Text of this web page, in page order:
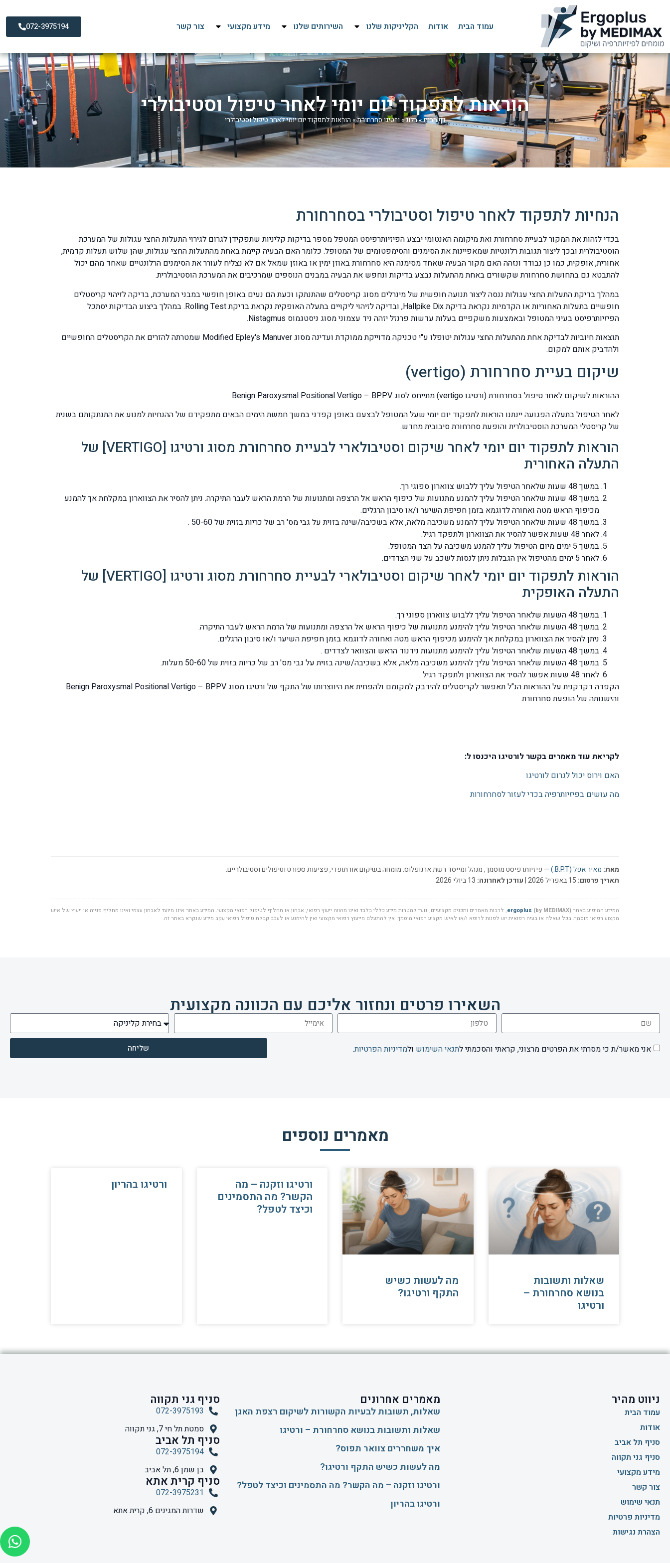
עמוד הבית אודות הקליניקות שלנו השירותים שלנו מידע מקצועי צור קשר 072-3975194
הוראות לתפקוד יום יומי לאחר טיפול וסטיבולרי
דף הבית»בלוג»ורטיגו סחרחורת»הוראות לתפקוד יום יומי לאחר טיפול וסטיבולרי
הנחיות לתפקוד לאחר טיפול וסטיבולרי בסחרחורת
בכדי לזהות את המקור לבעיית סחרחורת ואת מיקומה האנטומי יבצע הפיזיותרפיסט המטפל מספר בדיקות קליניות שתפקידן לגרום לגירוי התעלות החצי עגולות של המערכת
הוסטיבולרית ובכך ליצור תגובות רלונטיות שמאפיינות את הסימנים והסימפטומים של המטופל. כלומר האם הבעיה קיימת באחת מהתעלות החצי עגולות, שהן שלוש תעלות קדמית,
אחורית, אופקית, כמו כן נבודד ונזהה האם מקור הבעיה שאחד מסימנה היא סחרחורת באוזן ימין או באוזן שמאל אם לא נצליח לעורר את הסימנים הרלונטיים שאחד מהם יכול
להתבטא גם בתחושת סחרחורת שקשורים באחת מהתעלות נבצע בדיקות ונחפש את הבעיה במבנים הנוספים שמרכיבים את המערכת הוסטיבולרית.
במהלך בדיקת התעלות החצי עגולות ננסה ליצור תנועה חופשית של מינרלים מסוג קריסטלים שהתנתקו וכעת הם נעים באופן חופשי במבני המערכת, בדיקה לזיהוי קריסטלים
חופשיים בתעלות האחוריות או הקדמיות נקראת בדיקת Hallpike Dix, ובדיקה לזיהוי ליקויים בתעלה האופקית נקראת בדיקת Rolling Test. במהלך ביצוע הבדיקות יסתכל
הפיזיותרפיסט בעיני המטופל ובאמצעות משקפיים בעלות עדשות פרנזל יזהה ניד עצמוני מסוג ניסטגמוס Nistagmus.
תוצאות חיוביות לבדיקת אחת מהתעלות החצי עגולות יטופלו ע"י טכניקה מדוייקת ממוקדת ועדינה מסוג Modified Epley's Manuver שמטרתה להזרים את הקריסטלים החופשיים
ולהדביק אותם למקום.
שיקום בעיית סחרחורת (vertigo)
ההוראות לשיקום לאחר טיפול בסחרחורת (ורטיגו vertigo) מתייחס לסוג Benign Paroxysmal Positional Vertigo – BPPV
לאחר הטיפול בתעלה הפגועה יינתנו הוראות לתפקוד יום יומי שעל המטופל לבצעם באופן קפדני במשך חמשת הימים הבאים מתפקידם של ההנחיות למנוע את התנתקותם בשנית
של קריסטלי המערכת הוסטיבולרית והופעת סחרחורת סיבובית מחדש.
הוראות לתפקוד יום יומי לאחר שיקום וסטיבולארי לבעיית סחרחורת מסוג ורטיגו [VERTIGO] של
התעלה האחורית
במשך 48 שעות שלאחר הטיפול עליך ללבוש צווארון ספוגי רך.
במשך 48 שעות שלאחר הטיפול עליך להמנע מתנועות של כיפוף הראש אל הרצפה ומתנועות של הרמת הראש לעבר התיקרה. ניתן להסיר את הצווארון במקלחת אך להמנע
מכיפוף הראש מטה ואחורה לדוגמא בזמן חפיפת השיער ו/או סיבון הרגלים.
במשך 48 שעות שלאחר הטיפול עליך להמנע משכיבה מלאה, אלא בשכיבה/שינה בזוית על גבי מס' רב של כריות בזוית של 50-60 .
לאחר 48 שעות אפשר להסיר את הצווארון ולתפקד רגיל.
במשך 5 ימים מיום הטיפול עליך להמנע משכיבה על הצד המטופל.
לאחר 5 ימים מהטיפול אין הגבלות ניתן לנסות לשכב על שני הצדדים.
הוראות לתפקוד יום יומי לאחר שיקום וסטיבולארי לבעיית סחרחורת מסוג ורטיגו [VERTIGO] של
התעלה האופקית
במשך 48 השעות שלאחר הטיפול עליך ללבוש צווארון ספוגי רך.
במשך 48 השעות שלאחר הטיפול עליך להימנע מתנועות של כיפוף הראש אל הרצפה ומתנועות של הרמת הראש לעבר התיקרה.
ניתן להסיר את הצווארון במקלחת אך להימנע מכיפוף הראש מטה ואחורה לדוגמא בזמן חפיפת השיער ו/או סיבון הרגלים.
במשך 48 השעות שלאחר הטיפול עליך להימנע מתנועות נידנוד הראש והצוואר לצדדים .
במשך 48 השעות שלאחר הטיפול עליך להימנע משכיבה מלאה, אלא בשכיבה/שינה בזוית על גבי מס' רב של כריות בזוית של 50-60 מעלות.
לאחר 48 שעות אפשר להסיר את הצווארון ולתפקד רגיל .
הקפדה דקדקנית על ההוראות הנ"ל תאפשר לקריסטלים להידבק למקומם ולהפחית את היווצרותו של התקף של ורטיגו מסוג Benign Paroxysmal Positional Vertigo – BPPV
והישנותה של הופעת סחרחורת.
לקריאת עוד מאמרים בקשר לורטיגו היכנסו ל:
האם וירוס יכול לגרום לורטיגו
מה עושים בפיזיותרפיה בכדי לעזור לסחרחורות
מאת: מאיר אפל (B.P.T.)
— פיזיותרפיסט מוסמך, מנהל ומייסד רשת ארגופלוס. מומחה בשיקום אורתופדי, פציעות ספורט וטיפולים וסטיבולריים.
תאריך פרסום:
עודכן לאחרונה:
המידע המופיע באתר ergoplus (by MEDIMAX)
, לרבות מאמרים ותכנים מקצועיים, נועד למטרות מידע כללי בלבד ואינו מהווה ייעוץ רפואי, אבחון או תחליף לטיפול רפואי מקצועי. המידע באתר אינו מיועד לאבחון עצמי ואינו מחליף פנייה או ייעוץ של איש
מקצוע רפואי מוסמך. בכל שאלה או בעיה רפואית יש לפנות לרופא ו/או לאיש מקצוע רפואי מוסמך. אין להתעלם מייעוץ רפואי מקצועי ואין להימנע או לעכב קבלת טיפול רפואי עקב מידע שנקרא באתר זה.
השאירו פרטים ונחזור אליכם עם הכוונה מקצועית
אני מאשר/ת כי מסרתי את הפרטים מרצוני, קראתי והסכמתי לתנאי השימוש ולמדיניות הפרטיות. שליחה
מאמרים נוספים
שאלות ותשובות
בנושא סחרחורת –
ורטיגו
​מה לעשות כשיש
התקף ורטיגו?
ורטיגו וזקנה – מה
הקשר? מה התסמינים
וכיצד לטפל?
ורטיגו בהריון
ניווט מהיר
עמוד הבית
אודות
סניף תל אביב
סניף גני תקווה
מידע מקצועי
צור קשר
תנאי שימוש
מדיניות פרטיות
הצהרת נגישות
מאמרים אחרונים
שאלות, תשובות לבעיות הקשורות לשיקום רצפת האגן
שאלות ותשובות בנושא סחרחורת – ורטיגו
איך משחררים צוואר תפוס?
​מה לעשות כשיש התקף ורטיגו?
ורטיגו וזקנה – מה הקשר? מה התסמינים וכיצד לטפל?
ורטיגו בהריון
סניף גני תקווה
072-3975193
סמטת תל חי 7, גני תקווה
סניף תל אביב
072-3975194
בן שמן 6, תל אביב
סניף קרית אתא
072-3975231
שדרות המגינים 6, קרית אתא